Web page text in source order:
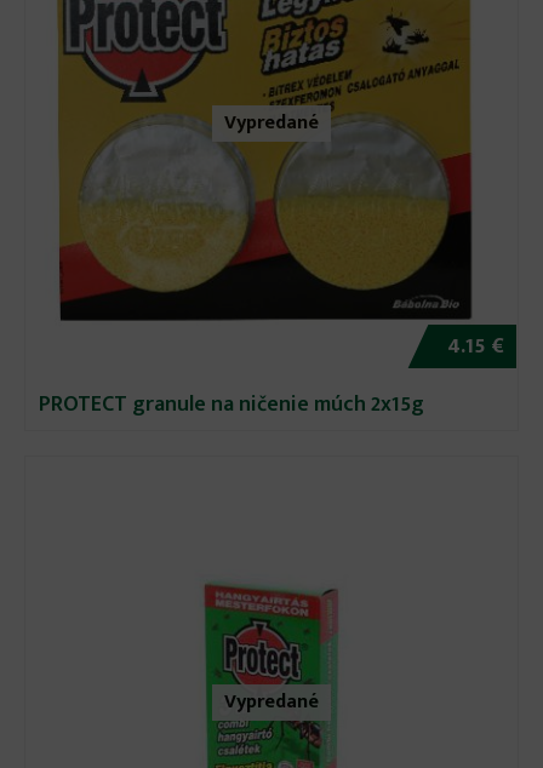
4.15 €
Vypredané
PROTECT granule na ničenie múch 2x15g
Vypredané